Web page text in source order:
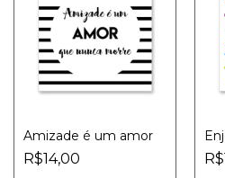
Amizade é um amor
R$14,00